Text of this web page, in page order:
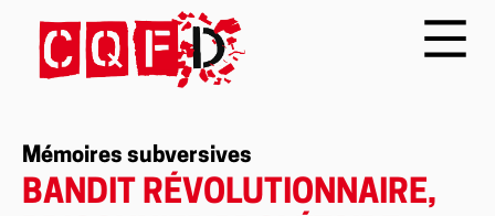
Mémoires subversives
BANDIT RÉVOLUTIONNAIRE,